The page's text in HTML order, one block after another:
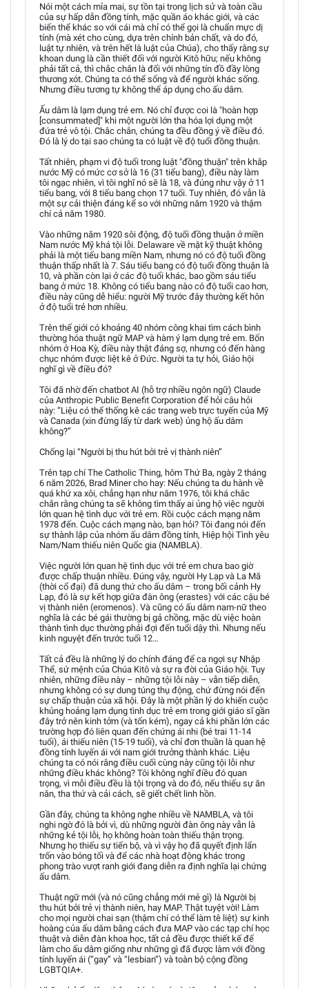
Nói một cách mỉa mai, sự tồn tại trong lịch sử và toàn cầu
của sự hấp dẫn đồng tính, mặc quần áo khác giới, và các
biến thể khác so với cái mà chỉ có thể gọi là chuẩn mực dị
tính (mà xét cho cùng, dựa trên chính bản chất, và do đó,
luật tự nhiên, và trên hết là luật của Chúa), cho thấy rằng sự
khoan dung là cần thiết đối với người Kitô hữu; nếu không
phải tất cả, thì chắc chắn là đối với những tín đồ đầy lòng
thương xót. Chúng ta có thể sống và để người khác sống.
Nhưng điều tương tự không thể áp dụng cho ấu dâm.
Ấu dâm là lạm dụng trẻ em. Nó chỉ được coi là "hoàn hợp
[consummated]" khi một người lớn tha hóa lợi dụng một
đứa trẻ vô tội. Chắc chắn, chúng ta đều đồng ý về điều đó.
Đó là lý do tại sao chúng ta có luật về độ tuổi đồng thuận.
Tất nhiên, phạm vi độ tuổi trong luật "đồng thuận" trên khắp
nước Mỹ có mức cơ sở là 16 (31 tiểu bang), điều này làm
tôi ngạc nhiên, vì tôi nghĩ nó sẽ là 18, và đúng như vậy ở 11
tiểu bang, với 8 tiểu bang chọn 17 tuổi. Tuy nhiên, đó vẫn là
một sự cải thiện đáng kể so với những năm 1920 và thậm
chí cả năm 1980.
Vào những năm 1920 sôi động, độ tuổi đồng thuận ở miền
Nam nước Mỹ khá tội lỗi. Delaware về mặt kỹ thuật không
phải là một tiểu bang miền Nam, nhưng nó có độ tuổi đồng
thuận thấp nhất là 7. Sáu tiểu bang có độ tuổi đồng thuận là
10, và phần còn lại ở các độ tuổi khác, bao gồm sáu tiểu
bang ở mức 18. Không có tiểu bang nào có độ tuổi cao hơn,
điều này cũng dễ hiểu: người Mỹ trước đây thường kết hôn
ở độ tuổi trẻ hơn nhiều.
Trên thế giới có khoảng 40 nhóm công khai tìm cách bình
thường hóa thuật ngữ MAP và hàm ý lạm dụng trẻ em. Bốn
nhóm ở Hoa Kỳ, điều này thật đáng sợ, nhưng có đến hàng
chục nhóm được liệt kê ở Đức. Người ta tự hỏi, Giáo hội
nghĩ gì về điều đó?
Tôi đã nhờ đến chatbot AI (hỗ trợ nhiều ngôn ngữ) Claude
của Anthropic Public Benefit Corporation để hỏi câu hỏi
này: “Liệu có thể thống kê các trang web trực tuyến của Mỹ
và Canada (xin đừng lấy từ dark web) ủng hộ ấu dâm
không?”
Chống lại “Người bị thu hút bởi trẻ vị thành niên”
Trên tạp chí The Catholic Thing, hôm Thứ Ba, ngày 2 tháng
6 năm 2026, Brad Miner cho hay: Nếu chúng ta du hành về
quá khứ xa xôi, chẳng hạn như năm 1976, tôi khá chắc
chắn rằng chúng ta sẽ không tìm thấy ai ủng hộ việc người
lớn quan hệ tình dục với trẻ em. Rồi cuộc cách mạng năm
1978 đến. Cuộc cách mạng nào, bạn hỏi? Tôi đang nói đến
sự thành lập của nhóm ấu dâm đồng tính, Hiệp hội Tình yêu
Nam/Nam thiếu niên Quốc gia (NAMBLA).
Việc người lớn quan hệ tình dục với trẻ em chưa bao giờ
được chấp thuận nhiều. Đúng vậy, người Hy Lạp và La Mã
(thời cổ đại) đã dung thứ cho ấu dâm – trong bối cảnh Hy
Lạp, đó là sự kết hợp giữa đàn ông (erastes) với các cậu bé
vị thành niên (eromenos). Và cũng có ấu dâm nam-nữ theo
nghĩa là các bé gái thường bị gả chồng, mặc dù việc hoàn
thành tình dục thường phải đợi đến tuổi dậy thì. Nhưng nếu
kinh nguyệt đến trước tuổi 12…
Tất cả đều là những lý do chính đáng để ca ngợi sự Nhập
Thể, sứ mệnh của Chúa Kitô và sự ra đời của Giáo hội. Tuy
nhiên, những điều này – những tội lỗi này – vẫn tiếp diễn,
nhưng không có sự dung túng thụ động, chứ đừng nói đến
sự chấp thuận của xã hội. Đây là một phần lý do khiến cuộc
khủng hoảng lạm dụng tình dục trẻ em trong giới giáo sĩ gần
đây trở nên kinh tởm (và tốn kém), ngay cả khi phần lớn các
trường hợp đó liên quan đến chứng ái nhi (bé trai 11-14
tuổi), ái thiếu niên (15-19 tuổi), và chỉ đơn thuần là quan hệ
đồng tính luyến ái với nam giới trưởng thành khác. Liệu
chúng ta có nói rằng điều cuối cùng này cũng tội lỗi như
những điều khác không? Tôi không nghĩ điều đó quan
trọng, vì mỗi điều đều là tội trọng và do đó, nếu thiếu sự ăn
năn, tha thứ và cải cách, sẽ giết chết linh hồn.
Gần đây, chúng ta không nghe nhiều về NAMBLA, và tôi
nghi ngờ đó là bởi vì, dù những người đàn ông này vẫn là
những kẻ tội lỗi, họ không hoàn toàn thiếu thận trọng.
Nhưng họ thiếu sự tiến bộ, và vì vậy họ đã quyết định lẩn
trốn vào bóng tối và để các nhà hoạt động khác trong
phong trào vượt ranh giới đang diễn ra định nghĩa lại chứng
ấu dâm.
Thuật ngữ mới (và nó cũng chẳng mới mẻ gì) là Người bị
thu hút bởi trẻ vị thành niên, hay MAP. Thật tuyệt vời! Làm
cho mọi người chai sạn (thậm chí có thể làm tê liệt) sự kinh
hoàng của ấu dâm bằng cách đưa MAP vào các tạp chí học
thuật và diễn đàn khoa học, tất cả đều được thiết kế để
làm cho ấu dâm giống như những gì đã được làm với đồng
tính luyến ái (“gay” và “lesbian”) và toàn bộ cộng đồng
LGBTQIA+.